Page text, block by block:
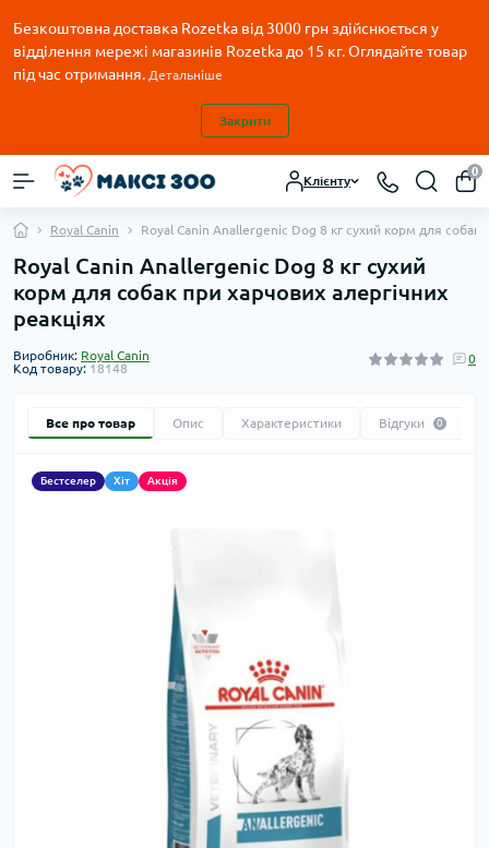
Безкоштовна доставка Rozetka від 3000 грн здійснюється у
відділення мережі магазинів Rozetka до 15 кг. Оглядайте товар
під час отримання. Детальніше
Закрити
Клієнту
0
Royal Canin Royal Canin Anallergenic Dog 8 кг сухий корм для собак
Royal Canin Anallergenic Dog 8 кг сухий
корм для собак при харчових алергічних
реакціях
Виробник: Royal Canin
Код товару: 18148
0
Все про товар Опис Характеристики Відгуки 0
Бестселер Хіт Акція